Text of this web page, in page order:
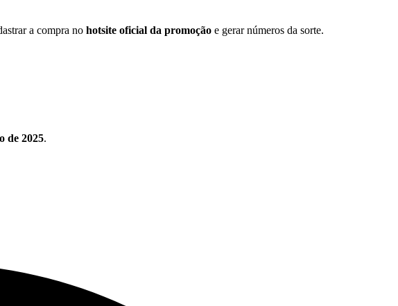
a compra no hotsite oficial da promoção e gerar números da sorte.
de 2025.